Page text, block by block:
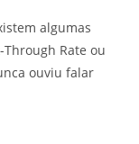
algumas
Through Rate ou
ouviu falar